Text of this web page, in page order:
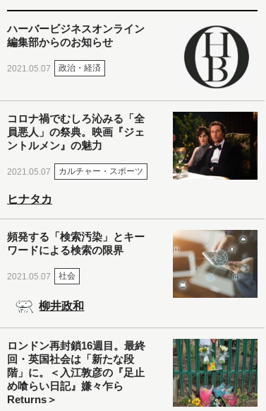
ハーバービジネスオンライン
編集部からのお知らせ
2021.05.07 政治・経済
コロナ禍でむしろ沁みる「全
員悪人」の祭典。映画『ジェ
ントルメン』の魅力
2021.05.07 カルチャー・スポーツ
ヒナタカ
頻発する「検索汚染」とキー
ワードによる検索の限界
2021.05.07 社会
柳井政和
ロンドン再封鎖16週目。最終
回・英国社会は「新たな段
階」に。＜入江敦彦の『足止
め喰らい日記』嫌々乍ら
Returns＞